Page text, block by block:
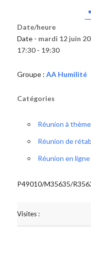
Date/heure
Date - mardi 12 juin
17:30 - 19:30
Groupe : AA Humilité
Catégories
Réunion à thème
Réunion de
Réunion en ligne
P49010/M35635/
Visites :